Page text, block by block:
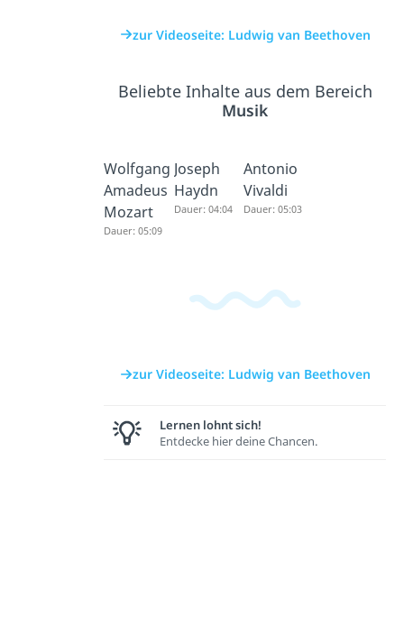
zur Videoseite: Ludwig van Beethoven
Beliebte Inhalte aus dem Bereich
Musik
Wolfgang
Amadeus
Mozart
Dauer: 05:09
Joseph
Haydn
Dauer: 04:04
Antonio
Vivaldi
Dauer: 05:03
zur Videoseite: Ludwig van Beethoven
Lernen lohnt sich!
Entdecke hier deine Chancen.